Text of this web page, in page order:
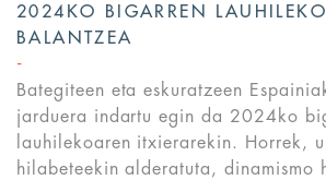
2024KO BIGARREN
BALANTZEA
Bategiteen eta eskuratzeen
jarduera indartu egin da 2024ko
lauhilekoaren itxierarekin. Horrek,
hilabeteekin alderatuta, dinamismo